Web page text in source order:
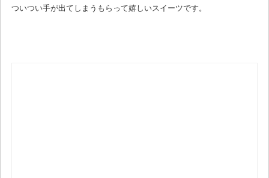
ついつい手が出てしまうもらって嬉しいスイーツです。